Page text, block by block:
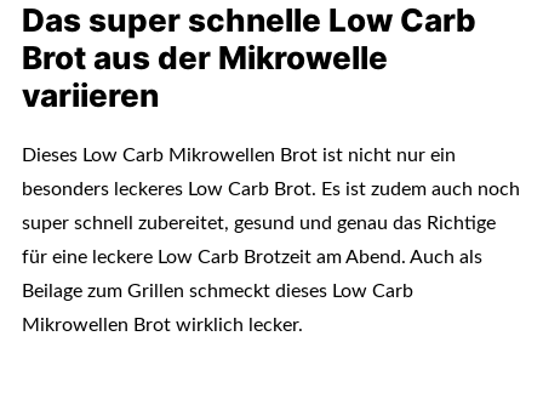
Das super schnelle Low Carb
Brot aus der Mikrowelle
variieren
Dieses Low Carb Mikrowellen Brot ist nicht nur ein
besonders leckeres Low Carb Brot. Es ist zudem auch noch
super schnell zubereitet, gesund und genau das Richtige
für eine leckere Low Carb Brotzeit am Abend. Auch als
Beilage zum Grillen schmeckt dieses Low Carb
Mikrowellen Brot wirklich lecker.